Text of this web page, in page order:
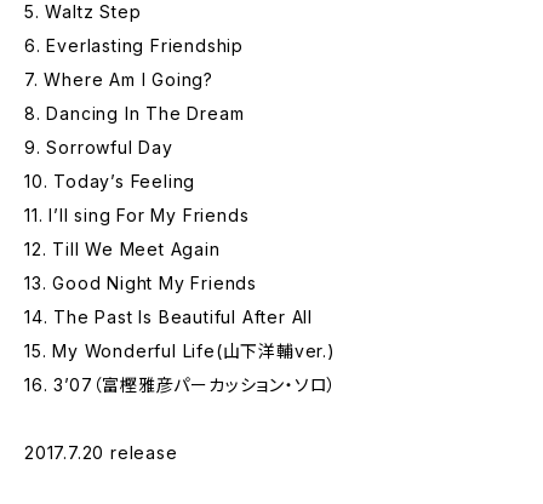
5. Waltz Step
6. Everlasting Friendship
7. Where Am I Going?
8. Dancing In The Dream
9. Sorrowful Day
10. Today’s Feeling
11. I’ll sing For My Friends
12. Till We Meet Again
13. Good Night My Friends
14. The Past Is Beautiful After All
15. My Wonderful Life(山下洋輔ver.)
16. 3’07（富樫雅彦パーカッション・ソロ）
2017.7.20 release